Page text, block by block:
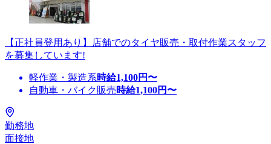
【正社員登用あり】店舗でのタイヤ販売・取付作業スタッフ
を募集しています!
軽作業・製造系時給1,100円〜
自動車・バイク販売時給1,100円〜
勤務地
面接地